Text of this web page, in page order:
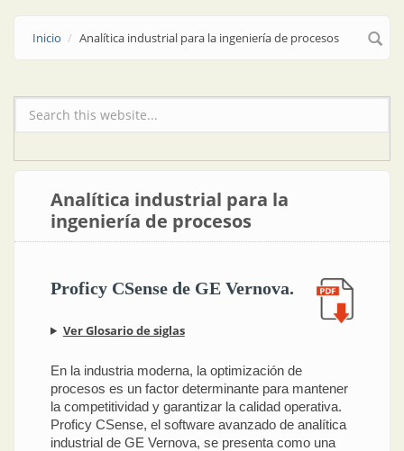
Inicio Analítica industrial para la ingeniería de procesos
Formulario de búsqueda
Analítica industrial para la
ingeniería de procesos
Proficy CSense de GE Vernova.
Ver Glosario de siglas
En la industria moderna, la optimización de
procesos es un factor determinante para mantener
la competitividad y garantizar la calidad operativa.
Proficy CSense, el software avanzado de analítica
industrial de GE Vernova, se presenta como una